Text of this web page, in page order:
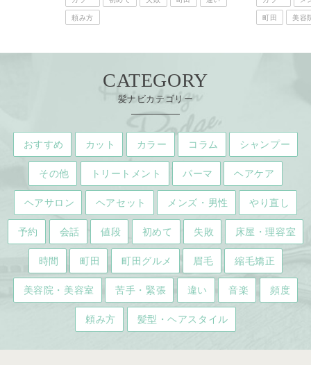
頼み方 町田 美容
CATEGORY
髪ナビカテゴリー
おすすめ カット カラー コラム シャンプー
その他 トリートメント パーマ ヘアケア
ヘアサロン ヘアセット メンズ・男性 やり直し
予約 会話 値段 初めて 失敗 床屋・理容室
時間 町田 町田グルメ 眉毛 縮毛矯正
美容院・美容室 苦手・緊張 違い 音楽 頻度
頼み方 髪型・ヘアスタイル